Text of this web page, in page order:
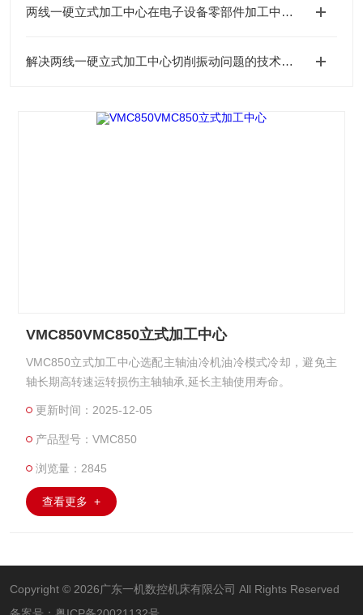
两线一硬立式加工中心在电子设备零部件加工中的应用优势
解决两线一硬立式加工中心切削振动问题的技术手段
VMC850VMC850立式加工中心
VMC850立式加工中心选配主轴油冷机油冷模式冷却，避免主
轴长期高转速运转损伤主轴轴承,延长主轴使用寿命。
更新时间：2025-12-05
产品型号：VMC850
浏览量：2845
查看更多 +
Copyright © 2026广东一机数控机床有限公司 All Rights Reserved